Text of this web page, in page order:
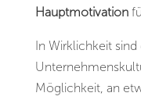
Hauptmotivation
In Wirklichkeit
Möglichkeit, an